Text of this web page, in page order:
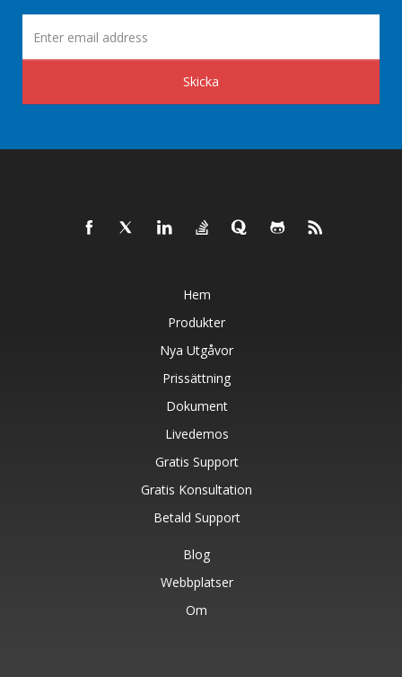
Skicka
Hem
Produkter
Nya Utgåvor
Prissättning
Dokument
Livedemos
Gratis Support
Gratis Konsultation
Betald Support
Blog
Webbplatser
Om